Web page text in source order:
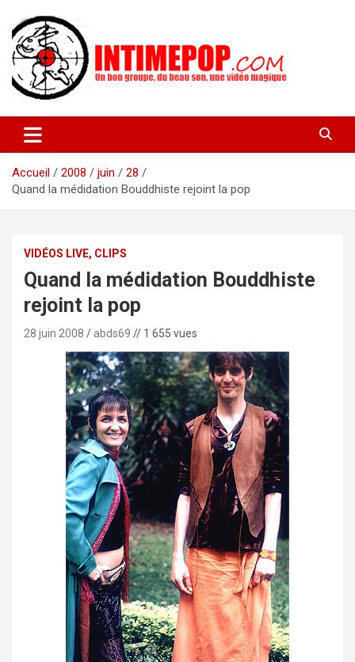
contenu
intimepop.com
actuelles pop rock, post-rock, indé sur Lyon. rock pop concert
lyon
Accueil
2008 juin
28
Quand la médidation Bouddhiste rejoint la pop
VIDÉOS LIVE, CLIPS
Quand la médidation Bouddhiste
rejoint la pop
28 juin 2008 abds69 // 1 655 vues